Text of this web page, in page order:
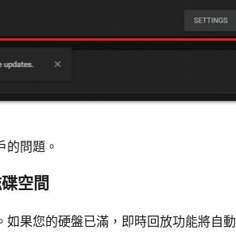
的問題。
空間
果您的硬盤已滿，即時回放功能將自